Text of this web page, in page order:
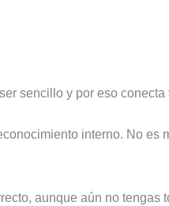
sencillo y por eso
interno. No es
aunque aún no tengas